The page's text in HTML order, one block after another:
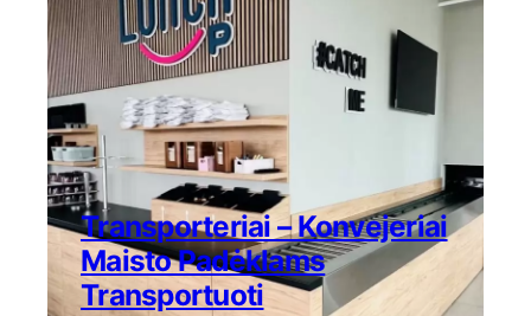
Transporteriai – Konvejeriai
Maisto Padėklams
Transportuoti